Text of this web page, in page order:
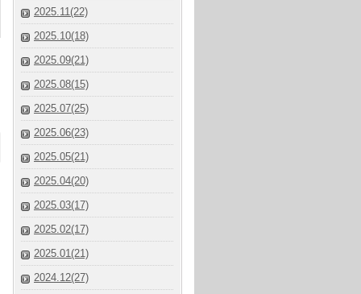
2025.11(22)
2025.10(18)
2025.09(21)
2025.08(15)
2025.07(25)
2025.06(23)
2025.05(21)
2025.04(20)
2025.03(17)
2025.02(17)
2025.01(21)
2024.12(27)